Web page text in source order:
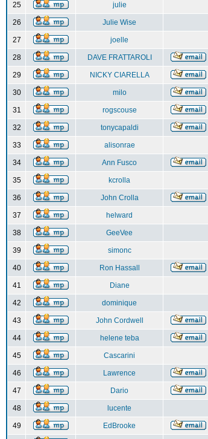
25 julie
26 Julie Wise
27 joelle
28 DAVE FRATTAROLI
29 NICKY CIARELLA
30 milo
31 rogscouse
32 tonycapaldi
33 alisonrae
34 Ann Fusco
35 kcrolla
36 John Crolla
37 helward
38 GeeVee
39 simonc
40 Ron Hassall
41 Diane
42 dominique
43 John Cordwell
44 helene teba
45 Cascarini
46 Lawrence
47 Dario
48 lucente
49 EdBrooke